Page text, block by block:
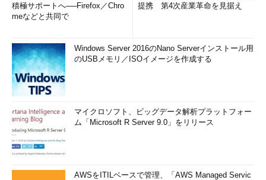
積極サポートへ──Firefox／Chro
meなどと共同で
提携 第4次産業革命を見据え
Windows Server 2016のNano Serverインストール用
のUSBメモリ／ISOイメージを作成する
マイクロソフト、ビッグデータ解析プラットフォー
ム「Microsoft R Server 9.0」をリリース
AWSをITILベースで管理、「AWS Managed Servic